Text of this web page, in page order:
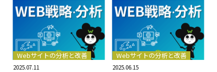
Webサイトの分析と改善
2025.07.11
Webサイトの分析と改善
2025.06.15